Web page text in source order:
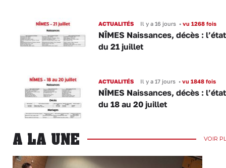
ACTUALITÉS Il y a 16 jours •vu 1268 fois
NÎMES Naissances, décès :
du 21 juillet
ACTUALITÉS Il y a 17 jours •vu 1848 fois
NÎMES Naissances, décès :
du 18 au 20 juillet
A LA UNE VOIR